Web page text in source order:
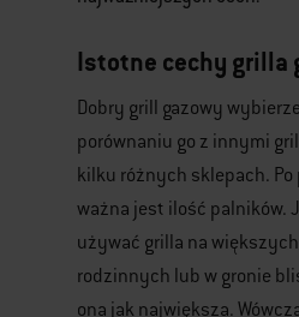
Istotne cechy grilla
Dobry grill gazowy
porównaniu go z innymi
kilku różnych sklepach. Po
ważna jest ilość palników.
używać grilla na
rodzinnych lub w gronie
ona jak największa.